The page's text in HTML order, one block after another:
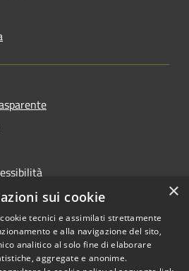
×
sui cookie
tecnici e assimilati strettamente
e alla navigazione del sito,
analitico al solo fine di elaborare
aggregate e anonime.